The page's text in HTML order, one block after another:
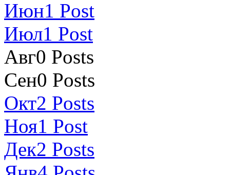
Июн1 Post
Июл1 Post
Авг0 Posts
Сен0 Posts
Окт2 Posts
Ноя1 Post
Дек2 Posts